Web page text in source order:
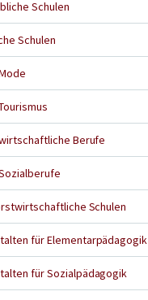
Schulen
Schulen
Berufe
Schulen
für Elementarpädagogik
für Sozialpädagogik